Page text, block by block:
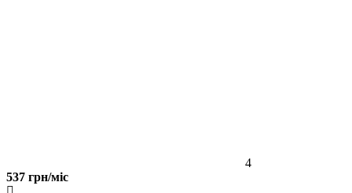
4
537 грн/міс